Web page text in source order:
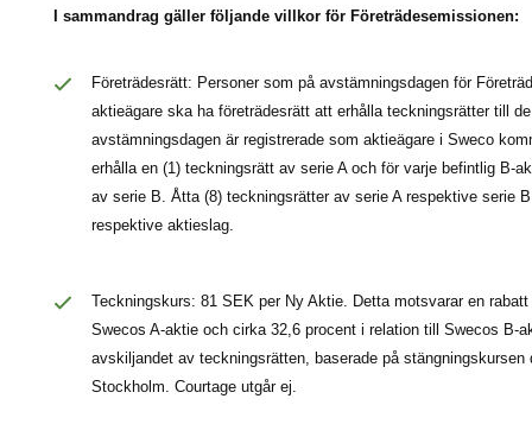
I sammandrag gäller följande villkor för Företrädesemissionen:
Företrädesrätt: Personer som på avstämningsdagen för
aktieägare ska ha företrädesrätt att erhålla teckningsrätter till
avstämningsdagen är registrerade som aktieägare i Sweco
erhålla en (1) teckningsrätt av serie A och för varje befintlig B-
av serie B. Åtta (8) teckningsrätter av serie A respektive serie
respektive aktieslag.
Teckningskurs: 81 SEK per Ny Aktie. Detta motsvarar en
Swecos A-aktie och cirka 32,6 procent i relation till Swecos B-
avskiljandet av teckningsrätten, baserade på stängningskursen
Stockholm. Courtage utgår ej.